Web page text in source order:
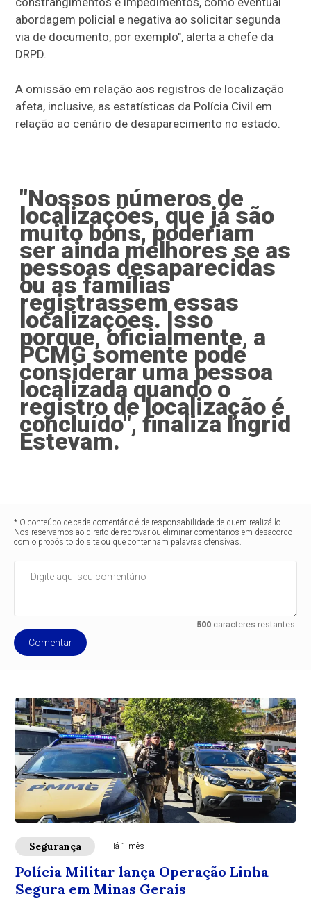
abordagem policial e negativa ao solicitar segunda
via de documento, por exemplo", alerta a chefe da
DRPD.
A omissão em relação aos registros de localização
afeta, inclusive, as estatísticas da Polícia Civil em
relação ao cenário de desaparecimento no estado.
"Nossos números de
localizações, que já são
muito bons, poderiam
ser ainda melhores se as
pessoas desaparecidas
ou as famílias
registrassem essas
localizações. Isso
porque, oficialmente, a
PCMG somente pode
considerar uma pessoa
localizada quando o
registro de localização é
concluído", finaliza Ingrid
Estevam.
* O conteúdo de cada comentário é de responsabilidade de quem realizá-lo.
Nos reservamos ao direito de reprovar ou eliminar comentários em desacordo
com o propósito do site ou que contenham palavras ofensivas.
500caracteres restantes.
Comentar
Segurança Há 1 mês
Polícia Militar lança Operação Linha
Segura em Minas Gerais